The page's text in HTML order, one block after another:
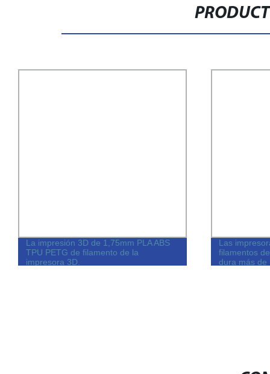
La impresión 3D de 1,75mm PLA ABS
TPU PETG de filamento de la
impresora 3D.
Las
filamentos
dura más de